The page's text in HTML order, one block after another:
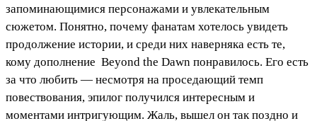
запоминающимися персонажами и увлекательным
сюжетом. Понятно, почему фанатам хотелось увидеть
продолжение истории, и среди них наверняка есть те,
кому дополнение Beyond the Dawn понравилось. Его есть
за что любить — несмотря на проседающий темп
повествования, эпилог получился интересным и
моментами интригующим. Жаль, вышел он так поздно и